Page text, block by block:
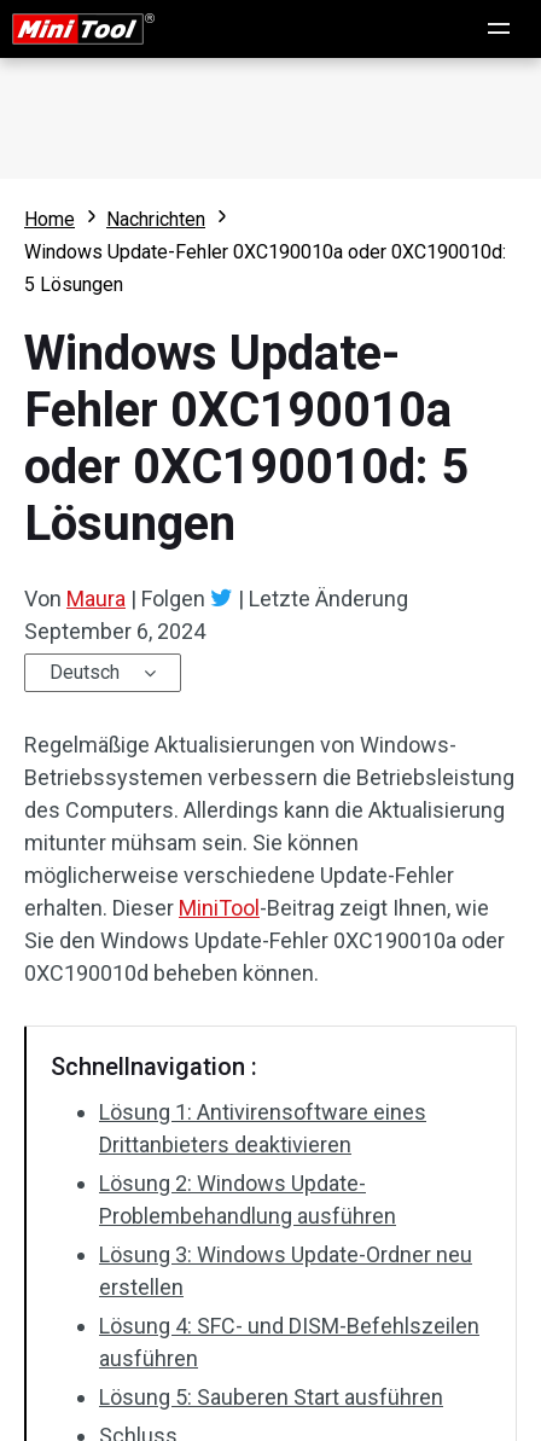
Home
Nachrichten
Windows Update-Fehler 0XC190010a oder 0XC190010d:
5 Lösungen
Windows Update-
Fehler 0XC190010a
oder 0XC190010d: 5
Lösungen
Von Maura | Folgen | Letzte Änderung
September 6, 2024
Deutsch
Regelmäßige Aktualisierungen von Windows-
Betriebssystemen verbessern die Betriebsleistung
des Computers. Allerdings kann die Aktualisierung
mitunter mühsam sein. Sie können
möglicherweise verschiedene Update-Fehler
erhalten. Dieser MiniTool -Beitrag zeigt Ihnen, wie
Sie den Windows Update-Fehler 0XC190010a oder
0XC190010d beheben können.
Schnellnavigation :
Lösung 1: Antivirensoftware eines
Drittanbieters deaktivieren
Lösung 2: Windows Update-
Problembehandlung ausführen
Lösung 3: Windows Update-Ordner neu
erstellen
Lösung 4: SFC- und DISM-Befehlszeilen
ausführen
Lösung 5: Sauberen Start ausführen
Schluss